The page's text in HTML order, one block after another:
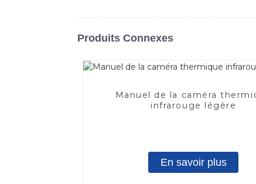
Produits Connexes
Manuel de la caméra
infrarouge légère
En savoir plus